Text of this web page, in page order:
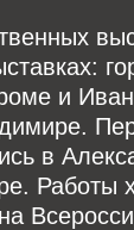
и
в
Работы